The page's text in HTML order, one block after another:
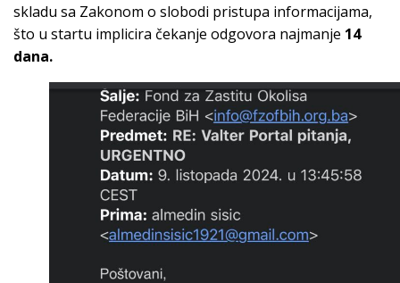
skladu sa Zakonom o slobodi pristupa informacijama,
što u startu implicira čekanje odgovora najmanje 14
dana.